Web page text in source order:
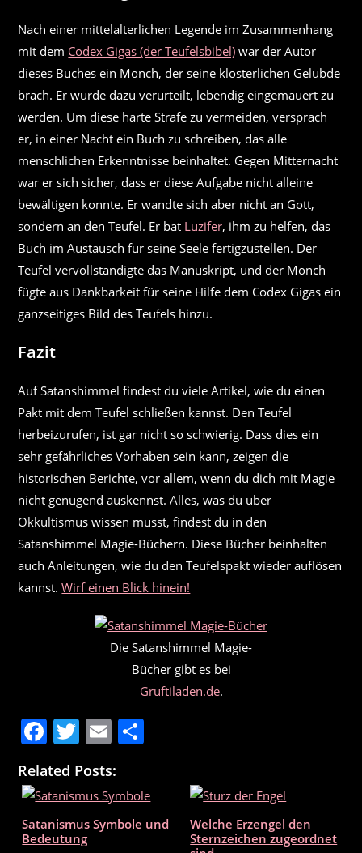
Nach einer mittelalterlichen Legende im Zusammenhang
mit dem Codex Gigas (der Teufelsbibel) war der Autor
dieses Buches ein Mönch, der seine klösterlichen Gelübde
brach. Er wurde dazu verurteilt, lebendig eingemauert zu
werden. Um diese harte Strafe zu vermeiden, versprach
er, in einer Nacht ein Buch zu schreiben, das alle
menschlichen Erkenntnisse beinhaltet. Gegen Mitternacht
war er sich sicher, dass er diese Aufgabe nicht alleine
bewältigen konnte. Er wandte sich aber nicht an Gott,
sondern an den Teufel. Er bat Luzifer, ihm zu helfen, das
Buch im Austausch für seine Seele fertigzustellen. Der
Teufel vervollständigte das Manuskript, und der Mönch
fügte aus Dankbarkeit für seine Hilfe dem Codex Gigas ein
ganzseitiges Bild des Teufels hinzu.
Fazit
Auf Satanshimmel findest du viele Artikel, wie du einen
Pakt mit dem Teufel schließen kannst. Den Teufel
herbeizurufen, ist gar nicht so schwierig. Dass dies ein
sehr gefährliches Vorhaben sein kann, zeigen die
historischen Berichte, vor allem, wenn du dich mit Magie
nicht genügend auskennst. Alles, was du über
Okkultismus wissen musst, findest du in den
Satanshimmel Magie-Büchern. Diese Bücher beinhalten
auch Anleitungen, wie du den Teufelspakt wieder auflösen
kannst.Wirf einen Blick hinein!
Die Satanshimmel Magie-
Bücher gibt es bei
Gruftiladen.de.
F
a
c
e
b
T
w
itt
er
E
ai
l n
Related Posts:
Satanismus Symbole und
Bedeutung
Welche Erzengel den
Sternzeichen zugeordnet